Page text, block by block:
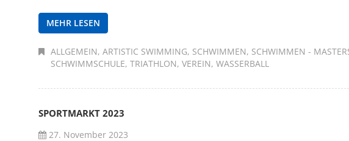
MEHR LESEN
ALLGEMEIN ARTISTIC SWIMMING SCHWIMMEN SCHWIMMEN -
SCHWIMMSCHULE TRIATHLON VEREIN WASSERBALL
SPORTMARKT 2023
27. November 2023